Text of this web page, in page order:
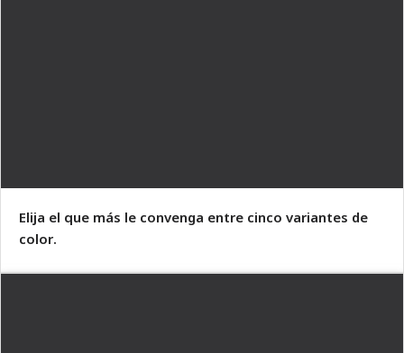
Elija el que más le convenga entre cinco variantes de
color.